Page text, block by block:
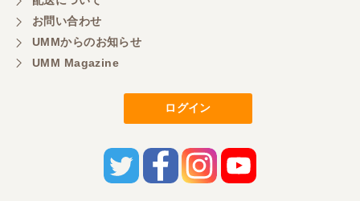
お問い合わせ
UMMからのお知らせ
UMM Magazine
ログイン